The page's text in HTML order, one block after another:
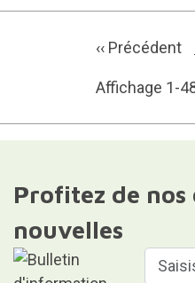
‹‹ Précédent
Affichage 1-
Profitez de nos
nouvelles